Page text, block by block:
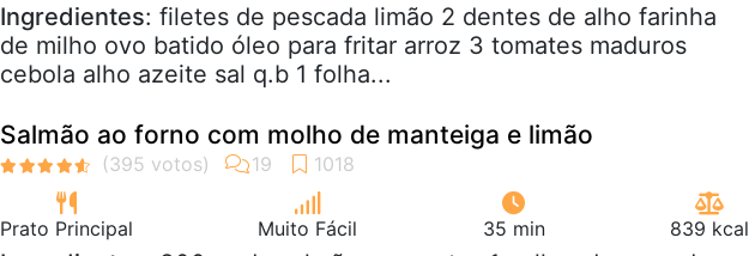
Ingredientes: filetes de pescada limão 2 dentes de alho farinha
de milho ovo batido óleo para fritar arroz 3 tomates maduros
cebola alho azeite sal q.b 1 folha...
Salmão ao forno com molho de manteiga e limão
Prato Principal Muito Fácil 35 min 839 kcal